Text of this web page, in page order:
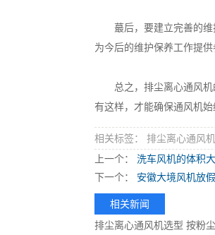
蕞后，要建立完善的维
为今后的维护保养工作提供
总之，排尘离心通风机
有这样，才能确保通风机
相关标签： 排尘离心通风
上一个：
洗车风机的体积
下一个：
安徽大境风机放
相关新闻
排尘离心通风机选型 按粉